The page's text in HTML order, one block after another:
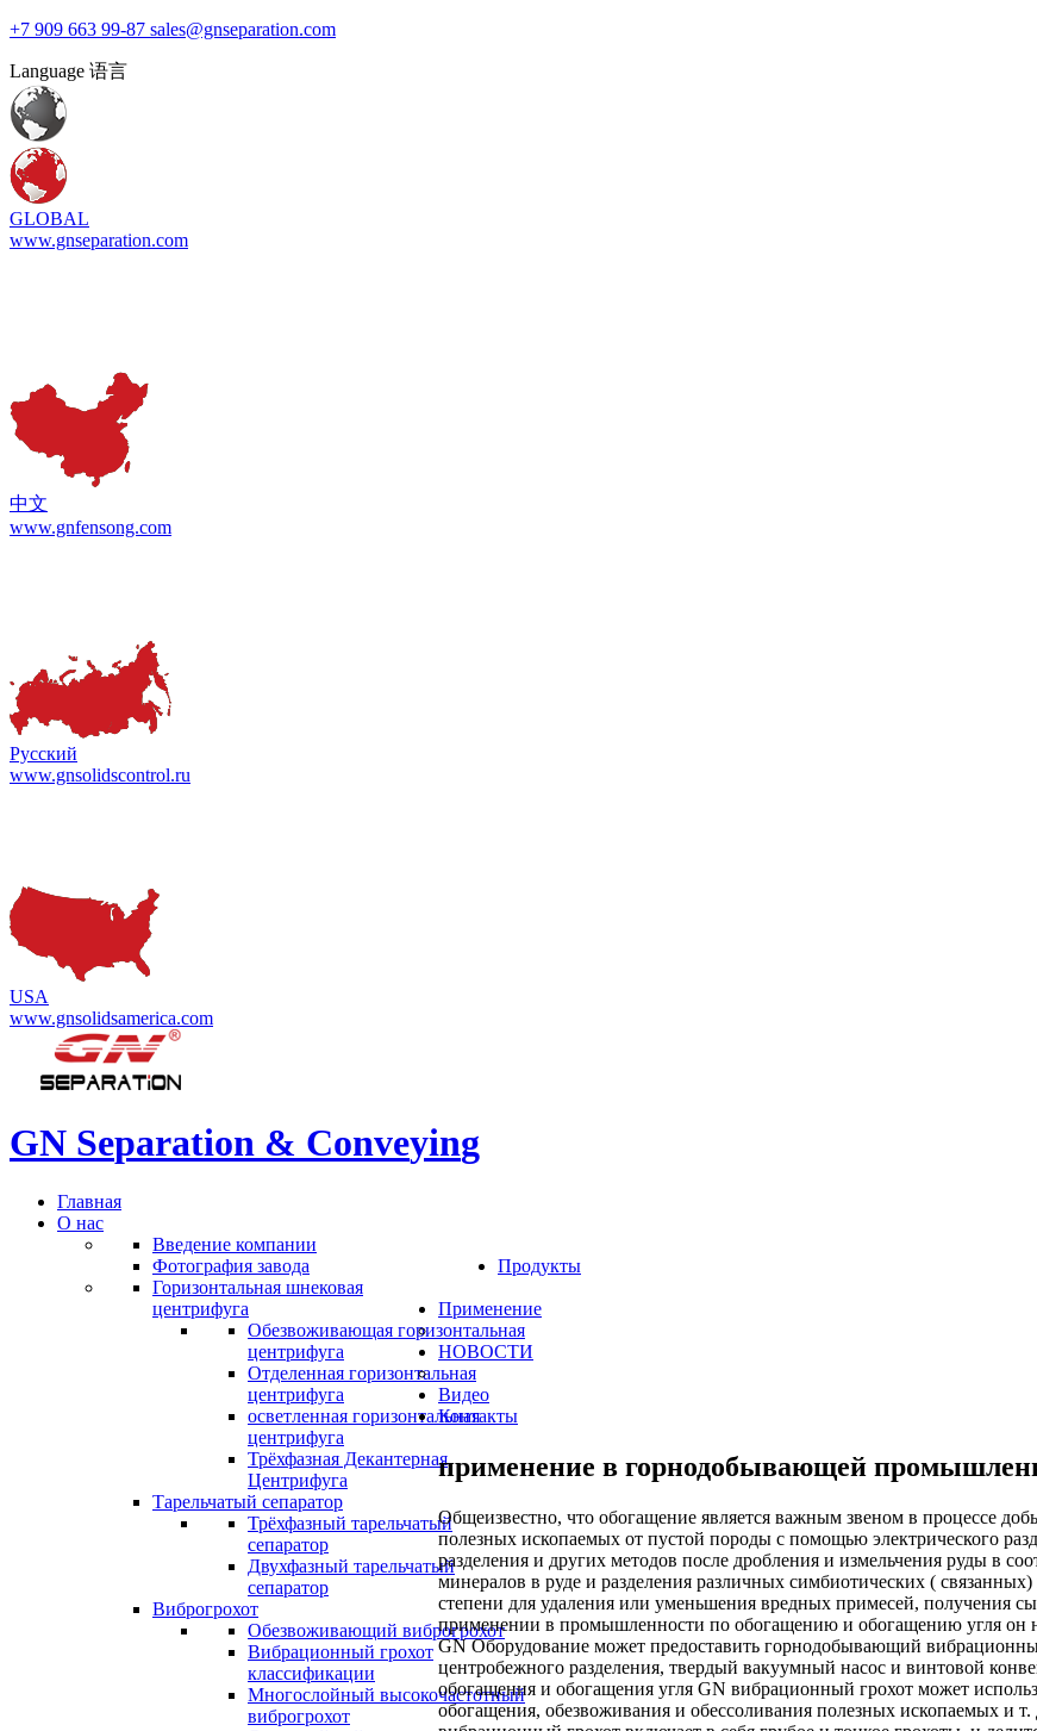
+7 909 663 99-87 sales@gnseparation.com
Language 语言
GLOBAL
www.gnseparation.com
中文
www.gnfensong.com
Русский
www.gnsolidscontrol.ru
USA
www.gnsolidsamerica.com
GN Separation & Conveying
Главная
О нас
Введение компании
Фотография завода
Продукты
Горизонтальная шнековая
центрифуга
Обезвоживающая горизонтальная
центрифуга
Отделенная горизонтальная
центрифуга
осветленная горизонтальная
центрифуга
Трёхфазная Декантерная
Центрифуга
Тарельчатый сепаратор
Трёхфазный тарельчатый
сепаратор
Двухфазный тарельчатый
сепаратор
Виброгрохот
Обезвоживающий виброгрохот
Вибрационный грохот
классификации
Многослойный высокочастотный
виброгрохот
Применение
НОВОСТИ
Видео
Контакты
применение в горнодобывающей
Общеизвестно, что обогащение является важным звеном в процессе
полезных ископаемых от пустой породы с помощью электрического
разделения и других методов после дробления и измельчения руды в
минералов в руде и разделения различных симбиотических (
степени для удаления или уменьшения вредных примесей, получения
применении в промышленности по обогащению и обогащению угля он
GN Оборудование может предоставить горнодобывающий
центробежного разделения, твердый вакуумный насос и винтовой
обогащения и обогащения угля GN вибрационный грохот может
обогащения, обезвоживания и обессоливания полезных ископаемых и